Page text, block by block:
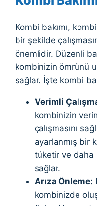
Kombi bakımı,
bir şekilde
önemlidir. Düzenli
kombinizin ömrünü
sağlar. İşte kombi
Verimli
kombinizin
çalışmasını
ayarlanmış bir
tüketir ve daha
sağlar.
Arıza Önleme:
kombinizde